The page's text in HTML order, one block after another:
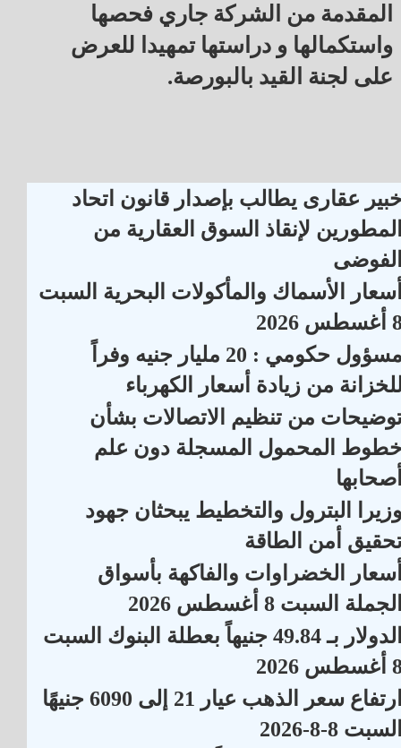
المقدمة من الشركة جاري فحصها
واستكمالها و دراستها تمهيدا للعرض
على لجنة القيد بالبورصة.
عقارى يطالب بإصدار قانون اتحاد
لإنقاذ السوق العقارية من
الأسماك والمأكولات البحرية السبت
2026
مسؤول حكومي : 20 مليار جنيه وفراً
من زيادة أسعار الكهرباء
من تنظيم الاتصالات بشأن
المحمول المسجلة دون علم
البترول والتخطيط يبحثان جهود
أمن الطاقة
الخضراوات والفاكهة بأسواق
السبت 8 أغسطس 2026
الدولار بـ 49.84 جنيهاً بعطلة البنوك السبت
2026
ارتفاع سعر الذهب عيار 21 إلى 6090 جنيهًا
8-8-2026